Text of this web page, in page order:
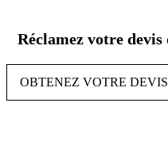
contenu
Réclamez votre
OBTENEZ VOTRE